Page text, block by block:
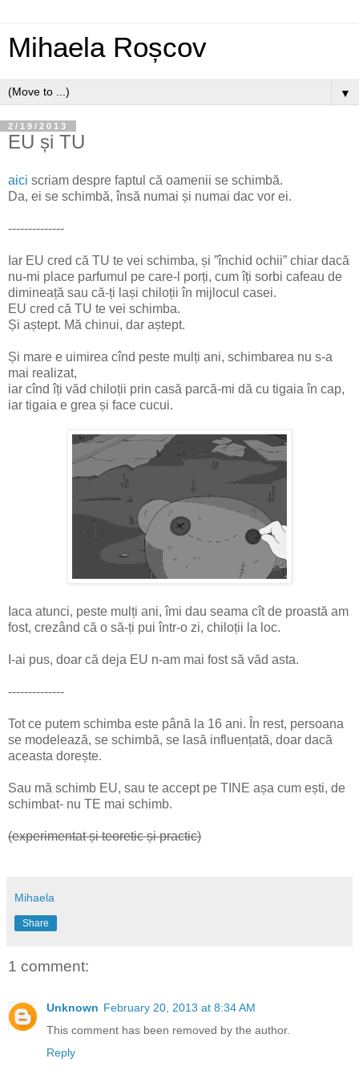
Mihaela Roșcov
▼
2/19/2013
EU și TU
aici scriam despre faptul că oamenii se schimbă.
Da, ei se schimbă, însă numai și numai dac vor ei.
--------------
Iar EU cred că TU te vei schimba, și ”închid ochii” chiar dacă
nu-mi place parfumul pe care-l porți, cum îți sorbi cafeau de
dimineață sau că-ți lași chiloții în mijlocul casei.
EU cred că TU te vei schimba.
Și aștept. Mă chinui, dar aștept.
Și mare e uimirea cînd peste mulți ani, schimbarea nu s-a
mai realizat,
iar cînd îți văd chiloții prin casă parcă-mi dă cu tigaia în cap,
iar tigaia e grea și face cucui.
Iaca atunci, peste mulți ani, îmi dau seama cît de proastă am
fost, crezând că o să-ți pui într-o zi, chiloții la loc.
I-ai pus, doar că deja EU n-am mai fost să văd asta.
--------------
Tot ce putem schimba este până la 16 ani. În rest, persoana
se modelează, se schimbă, se lasă influențată, doar dacă
aceasta dorește.
Sau mă schimb EU, sau te accept pe TINE așa cum ești, de
schimbat- nu TE mai schimb.
(experimentat și teoretic și practic)
Mihaela
Share
1 comment:
Unknown February 20, 2013 at 8:34 AM
This comment has been removed by the author.
Reply